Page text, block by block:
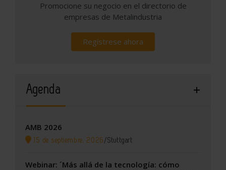
Promocione su negocio en el directorio de
empresas de Metalindustria
Regístrese ahora
Agenda
AMB 2026
15 de septiembre, 2026 /Stuttgart
Webinar: ´Más allá de la tecnología: cómo